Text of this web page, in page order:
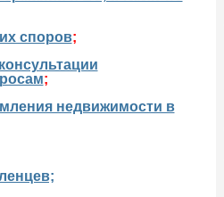
споров;
;
недвижимости в